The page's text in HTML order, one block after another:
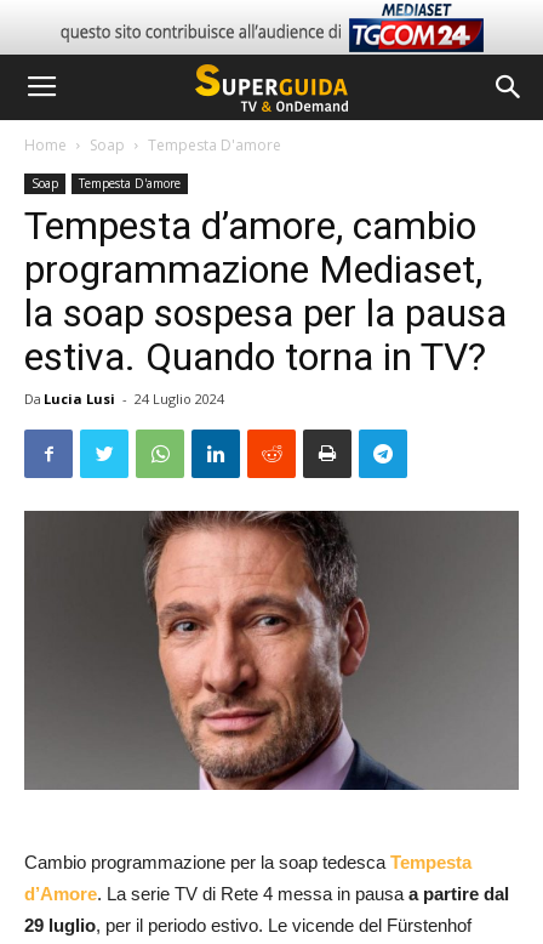
Home Soap Tempesta D'amore
Soap Tempesta D'amore
Tempesta d’amore, cambio
programmazione Mediaset,
la soap sospesa per la pausa
estiva. Quando torna in TV?
Da Lucia Lusi - 24 Luglio 2024
Cambio programmazione per la soap tedesca Tempesta
d’Amore. La serie TV di Rete 4 messa in pausa a partire dal
29 luglio, per il periodo estivo. Le vicende del Fürstenhof